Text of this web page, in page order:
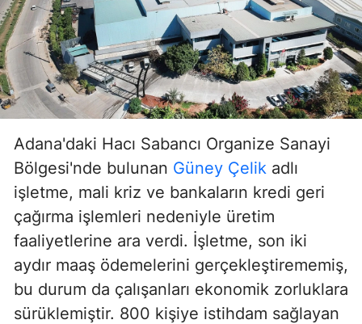
Adana'daki Hacı Sabancı Organize Sanayi
Bölgesi'nde bulunan Güney Çelik adlı
işletme, mali kriz ve bankaların kredi geri
çağırma işlemleri nedeniyle üretim
faaliyetlerine ara verdi. İşletme, son iki
aydır maaş ödemelerini gerçekleştirememiş,
bu durum da çalışanları ekonomik zorluklara
sürüklemiştir. 800 kişiye istihdam sağlayan